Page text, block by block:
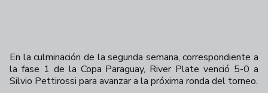
En la culminación de la segunda semana, correspondiente a
la fase 1 de la Copa Paraguay, River Plate venció 5-0 a
Silvio Pettirossi para avanzar a la próxima ronda del torneo.